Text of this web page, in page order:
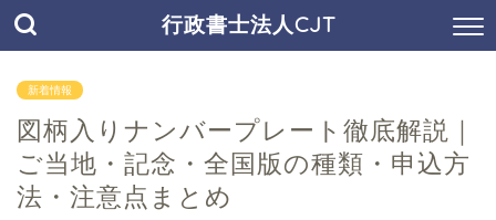
行政書士法人CJT
新着情報
図柄入りナンバープレート徹底解説｜
ご当地・記念・全国版の種類・申込方
法・注意点まとめ